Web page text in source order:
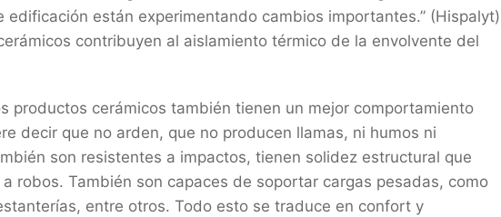
edificación están experimentando cambios importantes.” (Hispalyt)
contribuyen al aislamiento térmico de la envolvente del
productos cerámicos también tienen un mejor comportamiento
decir que no arden, que no producen llamas, ni humos ni
son resistentes a impactos, tienen solidez estructural que
robos. También son capaces de soportar cargas pesadas, como
entre otros. Todo esto se traduce en confort y